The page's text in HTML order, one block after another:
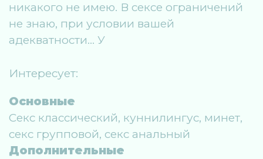
никакого не имею. В сексе ограничений
не знаю, при условии вашей
адекватности… У
Интересует:
Основные
Секс классический, куннилингус, минет,
секс групповой, секс анальный
Дополнительные